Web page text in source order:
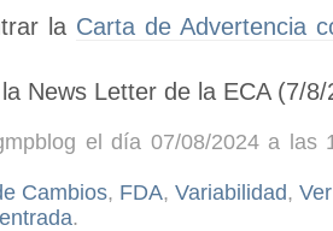
la Carta de Advertencia
News Letter de la ECA (7/8/
el día 07/08/2024 a
Cambios, FDA, Variabilidad,
.